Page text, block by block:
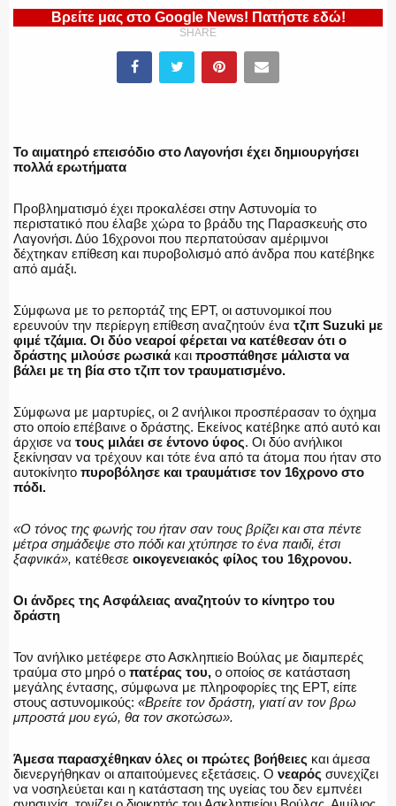
ΕΛΛΗΝΙΚΗ ΑΣΤΥΝΟΜΙΑ
ΠΥΡΟΣΒΕΣΤΙΚΗ
ΛΙΜΕΝΙΚΟ
ΕΝΟΠΛΕΣ ΔΥΝΑΜΕΙΣ
ΕΚΑΒ
Η ΦΩΝΗ ΣΟΥ
ΟΠΛΑ/ΕΞΟΠΛΙΣΜΟΣ
ΟΜΑΔΕΣ ΕΛ.ΑΣ.
Βρείτε μας στο Google News! Πατήστε εδώ!
SHARE
Το αιματηρό επεισόδιο στο Λαγονήσι έχει δημιουργήσει
πολλά ερωτήματα
Προβληματισμό έχει προκαλέσει στην Αστυνομία το
περιστατικό που έλαβε χώρα το βράδυ της Παρασκευής στο
Λαγονήσι. Δύο 16χρονοι που περπατούσαν αμέριμνοι
δέχτηκαν επίθεση και πυροβολισμό από άνδρα που κατέβηκε
από αμάξι.
Σύμφωνα με το ρεπορτάζ της ΕΡΤ, οι αστυνομικοί που
ερευνούν την περίεργη επίθεση αναζητούν ένα τζιπ Suzuki με
φιμέ τζάμια. Οι δύο νεαροί φέρεται να κατέθεσαν ότι ο
δράστης μιλούσε ρωσικά και προσπάθησε μάλιστα να
βάλει με τη βία στο τζιπ τον τραυματισμένο.
Σύμφωνα με μαρτυρίες, οι 2 ανήλικοι προσπέρασαν το όχημα
στο οποίο επέβαινε ο δράστης. Εκείνος κατέβηκε από αυτό και
άρχισε να τους μιλάει σε έντονο ύφος. Οι δύο ανήλικοι
ξεκίνησαν να τρέχουν και τότε ένα από τα άτομα που ήταν στο
αυτοκίνητο πυροβόλησε και τραυμάτισε τον 16χρονο στο
πόδι.
«Ο τόνος της φωνής του ήταν σαν τους βρίζει και στα πέντε
μέτρα σημάδεψε στο πόδι και χτύπησε το ένα παιδi, έτσι
ξαφνικά», κατέθεσε οικογενειακός φίλος του 16χρονου.
Οι άνδρες της Ασφάλειας αναζητούν το κίνητρο του
δράστη
Τον ανήλικο μετέφερε στο Ασκληπιείο Βούλας με διαμπερές
τραύμα στο μηρό ο πατέρας του, ο οποίος σε κατάσταση
μεγάλης έντασης, σύμφωνα με πληροφορίες της ΕΡΤ, είπε
στους αστυνομικούς: «Βρείτε τον δράστη, γιατί αν τον βρω
μπροστά μου εγώ, θα τον σκοτώσω».
Άμεσα παρασχέθηκαν όλες οι πρώτες βοήθειες και άμεσα
διενεργήθηκαν οι απαιτούμενες εξετάσεις. Ο νεαρός συνεχίζει
να νοσηλεύεται και η κατάσταση της υγείας του δεν εμπνέει